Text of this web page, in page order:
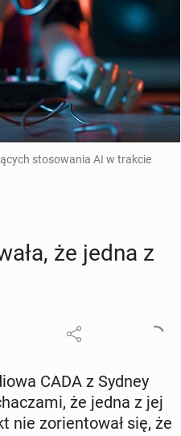
stosowania AI w trakcie
że jedna z
CADA z Sydney
że jedna z jej
nie zo­rien­to­wał się, że